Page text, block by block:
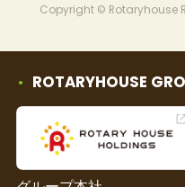
Copyright © Rotaryhouse
ROTARYHOUSE